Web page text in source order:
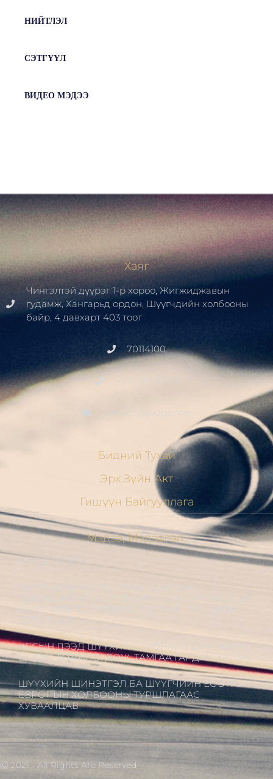
НИЙТЛЭЛ
СЭТГҮҮЛ
ВИДЕО МЭДЭЭ
Хаяг
Чингэлтэй дүүрэг 1-р хороо, Жигжиджавын
гудамж, Хангарьд ордон, Шүүгчдийн холбооны
байр, 4 давхарт 403 тоот
70114100
contact@judge.mn
Бидний Тухай
Эрх Зүйн Акт
Гишүүн Байгууллага
Мэдээ, Мэдээлэл
МЭНДЧИЛГЭЭ
ШҮҮГЧДИЙН ХОЛБООНЫ УДИРДАХ
СОЛИЛЦОВ
УЛСЫН ДЭЭД ШҮҮХИЙН ЕРӨНХИЙ ШҮҮГЧЭЭР
Ц.ЦОГТ ТОМИЛОГДОЖ, ТАМГАА ГАРДАН АВЛАА
ШҮҮХИЙН ШИНЭТГЭЛ БА ШҮҮГЧИЙН ЁС ЗҮЙ:
ЕВРОПЫН ХОЛБООНЫ ТУРШЛАГААС
ХУВААЛЦАВ
Ⓒ 2021 - All Rights Are Reserved